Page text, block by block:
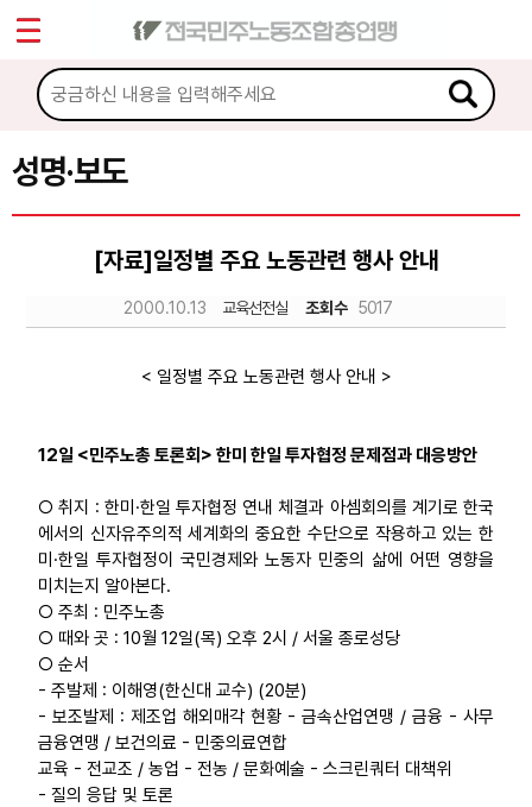
성명·보도
[자료]일정별 주요 노동관련 행사 안내
2000.10.13 교육선전실 조회수 5017
< 일정별 주요 노동관련 행사 안내 >
12일 <민주노총 토론회> 한미 한일 투자협정 문제점과 대응방안
○ 취지 : 한미·한일 투자협정 연내 체결과 아셈회의를 계기로 한국
에서의 신자유주의적 세계화의 중요한 수단으로 작용하고 있는 한
미·한일 투자협정이 국민경제와 노동자 민중의 삶에 어떤 영향을
미치는지 알아본다.
○ 주최 : 민주노총
○ 때와 곳 : 10월 12일(목) 오후 2시 / 서울 종로성당
○ 순서
- 주발제 : 이해영(한신대 교수) (20분)
- 보조발제 : 제조업 해외매각 현황 - 금속산업연맹 / 금융 - 사무
금융연맹 / 보건의료 - 민중의료연합
교육 - 전교조 / 농업 - 전농 / 문화예술 - 스크린쿼터 대책위
- 질의 응답 및 토론
마이페이지
소개
소식
공지사항
자료
부설기관
업무
Sketchbook5, 스케치북5
Sketchbook5, 스케치북5